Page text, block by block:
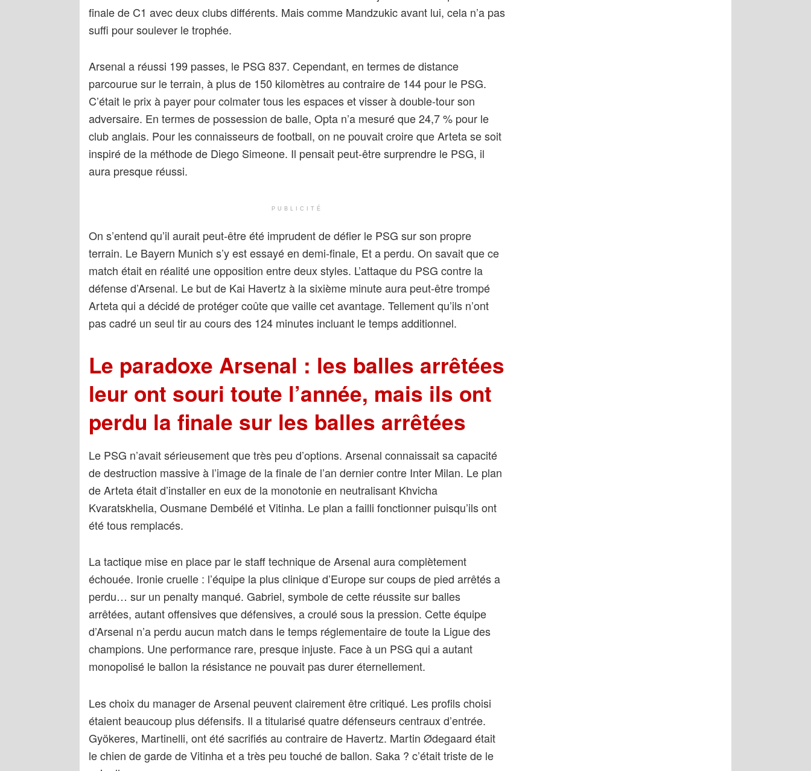
finale de C1 avec deux clubs différents. Mais comme Mandzukic avant lui, cela n’a pas
suffi pour soulever le trophée.
Arsenal a réussi 199 passes, le PSG 837. Cependant, en termes de distance
parcourue sur le terrain, à plus de 150 kilomètres au contraire de 144 pour le PSG.
C’était le prix à payer pour colmater tous les espaces et visser à double-tour son
adversaire. En termes de possession de balle, Opta n’a mesuré que 24,7 % pour le
club anglais. Pour les connaisseurs de football, on ne pouvait croire que Arteta se soit
inspiré de la méthode de Diego Simeone. Il pensait peut-être surprendre le PSG, il
aura presque réussi.
PUBLICITÉ
On s’entend qu’il aurait peut-être été imprudent de défier le PSG sur son propre
terrain. Le Bayern Munich s’y est essayé en demi-finale, Et a perdu. On savait que ce
match était en réalité une opposition entre deux styles. L’attaque du PSG contre la
défense d’Arsenal. Le but de Kai Havertz à la sixième minute aura peut-être trompé
Arteta qui a décidé de protéger coûte que vaille cet avantage. Tellement qu’ils n’ont
pas cadré un seul tir au cours des 124 minutes incluant le temps additionnel.
Le paradoxe Arsenal : les balles arrêtées
leur ont souri toute l’année, mais ils ont
perdu la finale sur les balles arrêtées
Le PSG n’avait sérieusement que très peu d’options. Arsenal connaissait sa capacité
de destruction massive à l’image de la finale de l’an dernier contre Inter Milan. Le plan
de Arteta était d’installer en eux de la monotonie en neutralisant Khvicha
Kvaratskhelia, Ousmane Dembélé et Vitinha. Le plan a failli fonctionner puisqu’ils ont
été tous remplacés.
La tactique mise en place par le staff technique de Arsenal aura complètement
échouée. Ironie cruelle : l’équipe la plus clinique d’Europe sur coups de pied arrêtés a
perdu… sur un penalty manqué. Gabriel, symbole de cette réussite sur balles
arrêtées, autant offensives que défensives, a croulé sous la pression. Cette équipe
d’Arsenal n’a perdu aucun match dans le temps réglementaire de toute la Ligue des
champions. Une performance rare, presque injuste. Face à un PSG qui a autant
monopolisé le ballon la résistance ne pouvait pas durer éternellement.
Les choix du manager de Arsenal peuvent clairement être critiqué. Les profils choisi
étaient beaucoup plus défensifs. Il a titularisé quatre défenseurs centraux d’entrée.
Gyökeres, Martinelli, ont été sacrifiés au contraire de Havertz. Martin Ødegaard était
le chien de garde de Vitinha et a très peu touché de ballon. Saka ? c’était triste de le